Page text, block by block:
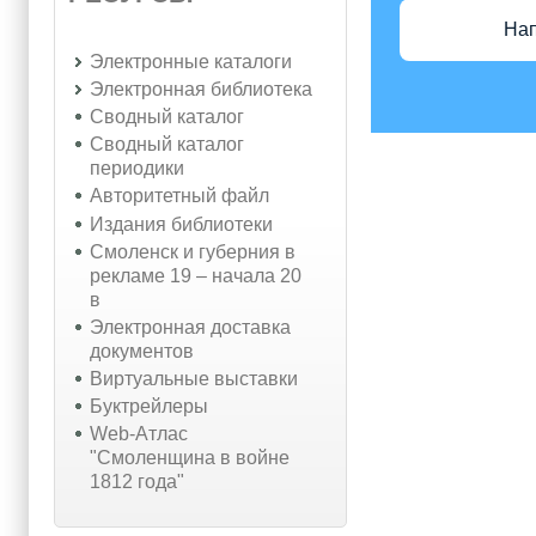
Электронные каталоги
Электронная библиотека
Сводный каталог
Сводный каталог
периодики
Авторитетный файл
Издания библиотеки
Смоленск и губерния в
рекламе 19 – начала 20
в
Электронная доставка
документов
Виртуальные выставки
Буктрейлеры
Web-Атлас
"Смоленщина в войне
1812 года"